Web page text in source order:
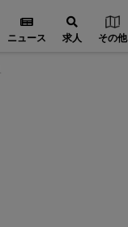
ニュース 求人 その他